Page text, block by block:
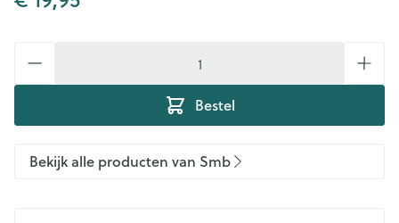
Bestel
Bekijk alle producten van Smb